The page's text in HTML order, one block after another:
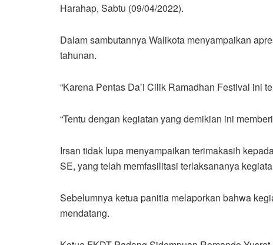
Harahap, Sabtu (09/04/2022).
Dalam sambutannya Walikota menyampaikan
tahunan.
“Karena Pentas Da’i Cilik Ramadhan Festival ini
“Tentu dengan kegiatan yang demikian ini
Irsan tidak lupa menyampaikan terimakasih
SE, yang telah memfasilitasi terlaksananya
Sebelumnya ketua panitia melaporkan bahwa
mendatang.